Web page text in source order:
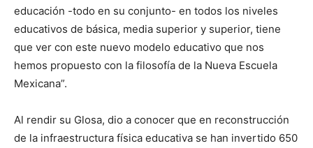
educación -todo en su conjunto- en todos los niveles
educativos de básica, media superior y superior, tiene
que ver con este nuevo modelo educativo que nos
hemos propuesto con la filosofía de la Nueva Escuela
Mexicana”.
Al rendir su Glosa, dio a conocer que en reconstrucción
de la infraestructura física educativa se han invertido 650